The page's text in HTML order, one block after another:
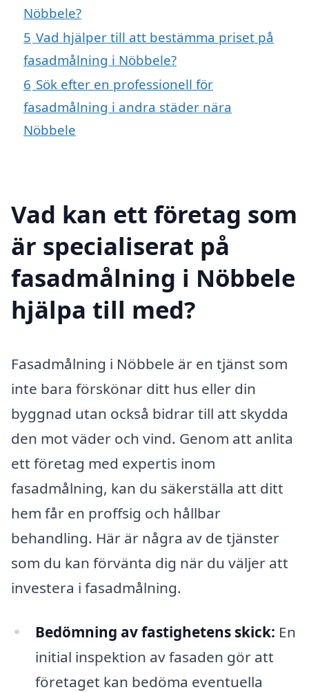
Nöbbele?
5 Vad hjälper till att bestämma priset på
fasadmålning i Nöbbele?
6 Sök efter en professionell för
fasadmålning i andra städer nära
Nöbbele
Vad kan ett företag som
är specialiserat på
fasadmålning i Nöbbele
hjälpa till med?
Fasadmålning i Nöbbele är en tjänst som
inte bara förskönar ditt hus eller din
byggnad utan också bidrar till att skydda
den mot väder och vind. Genom att anlita
ett företag med expertis inom
fasadmålning, kan du säkerställa att ditt
hem får en proffsig och hållbar
behandling. Här är några av de tjänster
som du kan förvänta dig när du väljer att
investera i fasadmålning.
Bedömning av fastighetens skick: En
initial inspektion av fasaden gör att
företaget kan bedöma eventuella